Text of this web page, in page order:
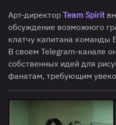
Арт-директор Team Spirit
обсуждение возможного
клатчу капитана команды
В своем Telegram-канале
собственных идей для
фанатам, требующим